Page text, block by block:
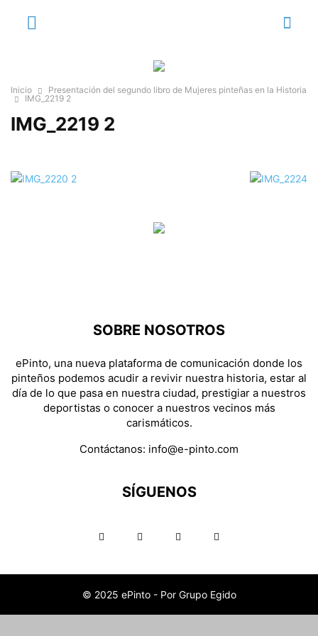
Inicio
Presentación del segundo libro de Mujeres pinteñas en la Historia
IMG_2219 2
IMG_2219 2
SOBRE NOSOTROS
ePinto, una nueva plataforma de comunicación donde los
pinteños podemos acudir a revivir nuestra historia, estar al
día de lo que pasa en nuestra ciudad, prestigiar a nuestros
deportistas o conocer a nuestros vecinos más
carismáticos.
Contáctanos: info@e-pinto.com
SÍGUENOS
© 2025 ePinto - Por Grupo Egido